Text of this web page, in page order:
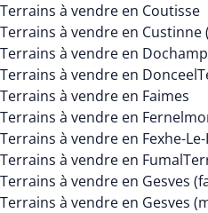
Terrains à vendre en Coutisse
Terrains à vendre en Custinne
Terrains à vendre en
Terrains à vendre en Donceel
Terrains à vendre en Faimes
Terrains à vendre en
Terrains à vendre en Fexhe-
Terrains à vendre en Fumal
Terrains à vendre en Gesves
Terrains à vendre en Gesves